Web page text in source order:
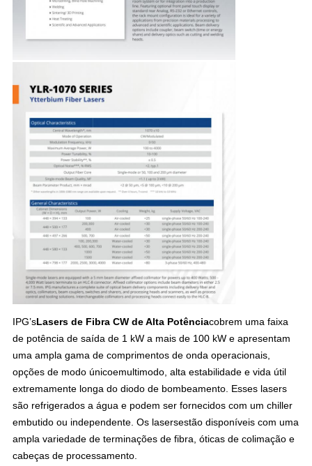
IPG’sLasers de Fibra CW de Alta Potênciacobrem uma faixa
de potência de saída de 1 kW a mais de 100 kW e apresentam
uma ampla gama de comprimentos de onda operacionais,
opções de modo únicoemultimodo, alta estabilidade e vida útil
extremamente longa do diodo de bombeamento. Esses lasers
são refrigerados a água e podem ser fornecidos com um chiller
embutido ou independente. Os lasersestão disponíveis com uma
ampla variedade de terminações de fibra, óticas de colimação e
cabeças de processamento.